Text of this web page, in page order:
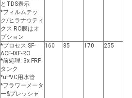
とTDS表示
*フィルムテッ
ク/ヒラナウティ
クス RO膜はオ
プション
*プロセス:SF-
ACF-IXF-RO
*前処理: 3x FRP
タンク
*uPVC用水管
*フラワーメータ
ー&プレッシャ
160 85 170 255